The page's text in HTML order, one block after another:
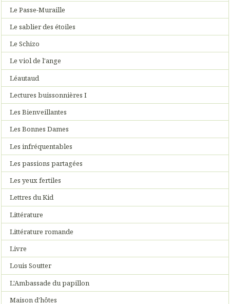
Le Passe-Muraille
Le sablier des étoiles
Le Schizo
Le viol de l'ange
Léautaud
Lectures buissonnières I
Les Bienveillantes
Les Bonnes Dames
Les infréquentables
Les passions partagées
Les yeux fertiles
Lettres du Kid
Littérature
Littérature romande
Livre
Louis Soutter
L'Ambassade du papillon
Maison d'hôtes